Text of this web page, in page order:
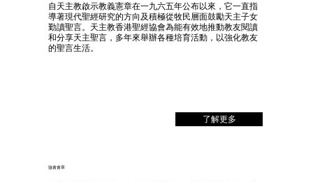
自天主教啟示教義憲章在一九六五年公布以來，它一直指
導著現代聖經研究的方向及積極從牧民層面鼓勵天主子女
勤讀聖言。天主教香港聖經協會為能有效地推動教友閱讀
和分享天主聖言，多年來舉辦各種培育活動，以強化教友
的聖言生活。
了解更多
協會會章